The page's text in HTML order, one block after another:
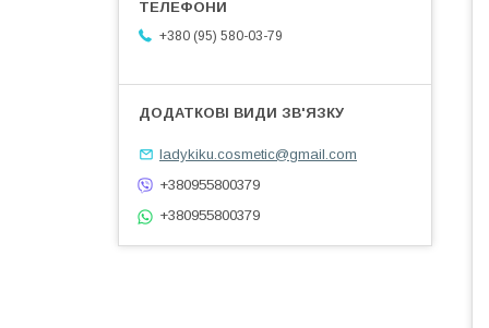
+380 (95) 580-03-79
ladykiku.cosmetic@gmail.com
+380955800379
+380955800379